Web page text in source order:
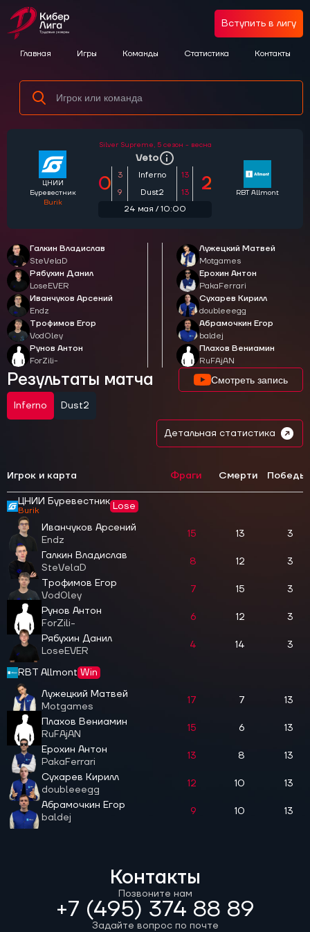
Главная Игры Команды Статистика Контакты
Вступить в лигу
Галкин Владислав
SteVelaD
Рябухин Данил
LoseEVER
Иванчуков Арсений
Endz
Трофимов Егор
Vod0ley
Рунов Антон
ForZili-
ЦНИИ
Буревестник
Burik
Silver Supreme, 5 сезон - весна
Veto
0 3 Inferno
13
9
Dust2 13 2
24 мая / 10:00
RBT Allmont
Лужецкий Матвей
Motgames
Ерохин Антон
PakaFerrari
Сухарев Кирилл
doubleeegg
Абрамочкин Егор
baldej
Плахов Вениамин
RuFAjAN
Результаты матча Смотреть запись
Inferno Dust2
Детальная статистика
Игрок и карта Фраги Смерти Победы
ЦНИИ Буревестник
Burik
Lose
Иванчуков Арсений
Endz
15 13
3
Галкин Владислав
SteVelaD
8 12
3
Трофимов Егор
Vod0ley
7 15
3
Рунов Антон
ForZili-
6 12
3
Рябухин Данил
LoseEVER
4 14 3
RBT Allmont Win
Лужецкий Матвей
Motgames
17 7
13
Плахов Вениамин
RuFAjAN
15 6
13
Ерохин Антон
PakaFerrari
13 8
13
Сухарев Кирилл
doubleeegg
12 10
13
Абрамочкин Егор
baldej
9 10 13
Контакты
Позвоните нам
+7 (495) 374 88 89
Задайте вопрос по почте